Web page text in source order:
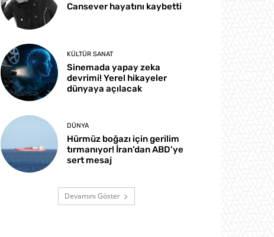
Cansever hayatını kaybetti
KÜLTÜR SANAT
Sinemada yapay zeka
devrimi! Yerel hikayeler
dünyaya açılacak
DÜNYA
Hürmüz boğazı için gerilim
tırmanıyor! İran’dan ABD’ye
sert mesaj
Devamını Göster